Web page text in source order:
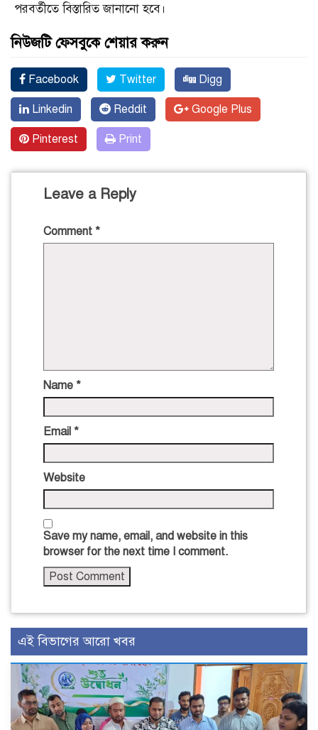
পরবর্তীতে বিস্তারিত জানানো হবে।
নিউজটি ফেসবুকে শেয়ার করুন
Facebook Twitter Digg
Linkedin Reddit Google Plus
Pinterest Print
Leave a Reply
Comment *
Name *
Email *
Website
Save my name, email, and website in this
browser for the next time I comment.
এই বিভাগের আরো খবর